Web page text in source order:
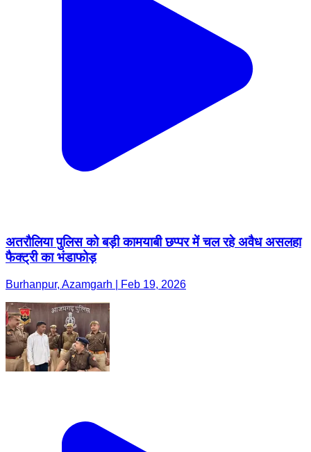
अतरौलिया पुलिस को बड़ी कामयाबी छप्पर में चल रहे अवैध असलहा
फैक्ट्री का भंडाफोड़
Burhanpur, Azamgarh | Feb 19, 2026